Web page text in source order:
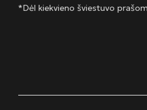
*Dėl kiekvieno šviestuvo